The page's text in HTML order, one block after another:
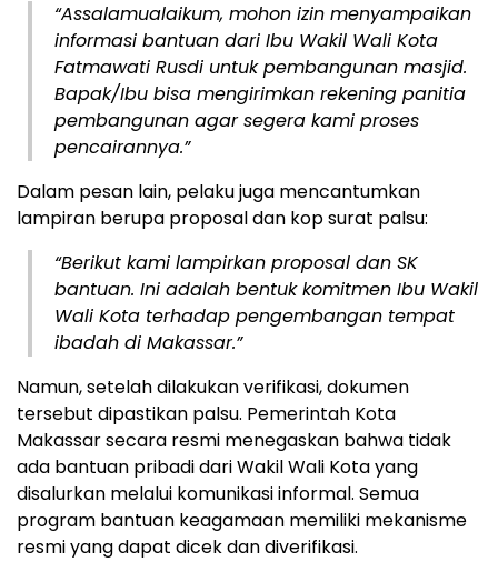
“Assalamualaikum, mohon izin menyampaikan
informasi bantuan dari Ibu Wakil Wali Kota
Fatmawati Rusdi untuk pembangunan masjid.
Bapak/Ibu bisa mengirimkan rekening panitia
pembangunan agar segera kami proses
pencairannya.”
Dalam pesan lain, pelaku juga mencantumkan
lampiran berupa proposal dan kop surat palsu:
“Berikut kami lampirkan proposal dan SK
bantuan. Ini adalah bentuk komitmen Ibu Wakil
Wali Kota terhadap pengembangan tempat
ibadah di Makassar.”
Namun, setelah dilakukan verifikasi, dokumen
tersebut dipastikan palsu. Pemerintah Kota
Makassar secara resmi menegaskan bahwa tidak
ada bantuan pribadi dari Wakil Wali Kota yang
disalurkan melalui komunikasi informal. Semua
program bantuan keagamaan memiliki mekanisme
resmi yang dapat dicek dan diverifikasi.